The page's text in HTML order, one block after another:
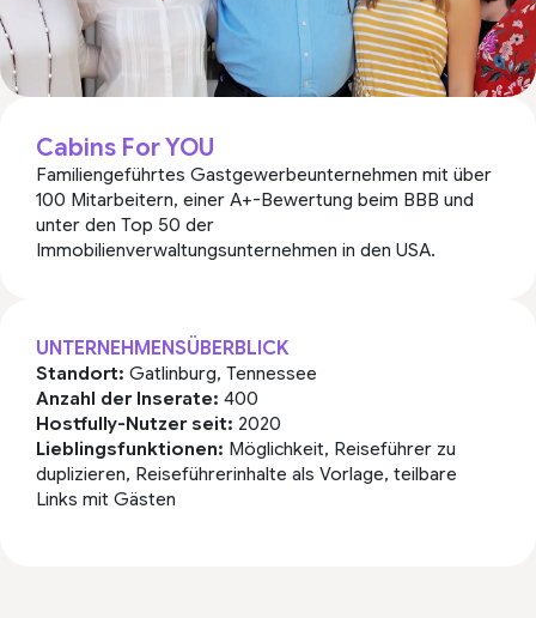
Cabins For YOU
Familiengeführtes Gastgewerbeunternehmen mit über
100 Mitarbeitern, einer A+-Bewertung beim BBB und
unter den Top 50 der
Immobilienverwaltungsunternehmen in den USA.
UNTERNEHMENSÜBERBLICK
Standort: Gatlinburg, Tennessee
Anzahl der Inserate: 400
Hostfully-Nutzer seit: 2020
Lieblingsfunktionen: Möglichkeit, Reiseführer zu
duplizieren, Reiseführerinhalte als Vorlage, teilbare
Links mit Gästen